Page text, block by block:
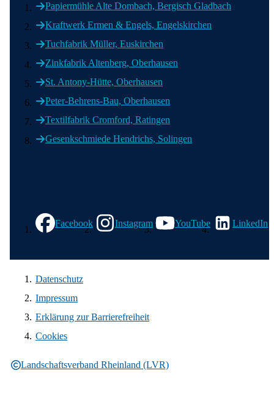
Papiermühle Alte Dombach, Bergisch Gladbach
Kraftwerk Ermen & Engels, Engelskirchen
Tuchfabrik Müller, Euskirchen
Zinkfabrik Altenberg, Oberhausen
St. Antony-Hütte, Oberhausen
Peter-Behrens-Bau, Oberhausen
Textilfabrik Cromford, Ratingen
Gesenkschmiede Hendrichs, Solingen
Facebook
Instagram YouTube LinkedIn
Landschaftsverband Rheinland (LVR)
Datenschutz
Impressum
Erklärung zur Barrierefreiheit
Cookies